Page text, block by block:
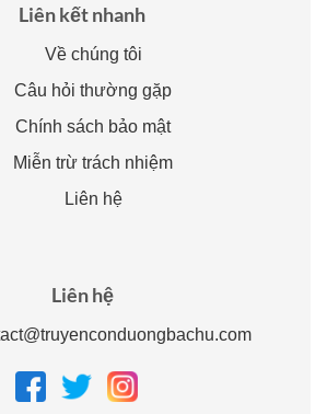
Liên kết nhanh
Về chúng tôi
Câu hỏi thường gặp
Chính sách bảo mật
Miễn trừ trách nhiệm
Liên hệ
Liên hệ